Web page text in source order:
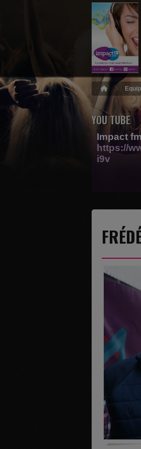
YOU TUBE
Impact
https://
i9v